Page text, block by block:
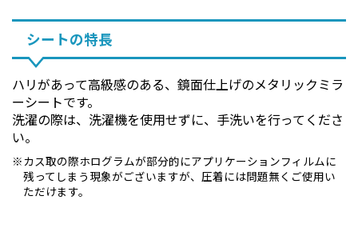
シートの特長
ハリがあって高級感のある、鏡面仕上げのメタリックミラ
ーシートです。
洗濯の際は、洗濯機を使用せずに、手洗いを行ってくださ
い。
カス取の際ホログラムが部分的にアプリケーションフィルムに
残ってしまう現象がございますが、圧着には問題無くご使用い
ただけます。